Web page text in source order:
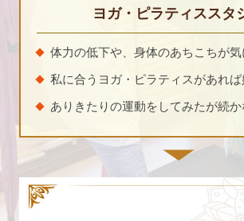
ヨガ・ピラティススタ
体力の低下や、身体のあちこちが
私に合うヨガ・ピラティスがあれ
ありきたりの運動をしてみたが続